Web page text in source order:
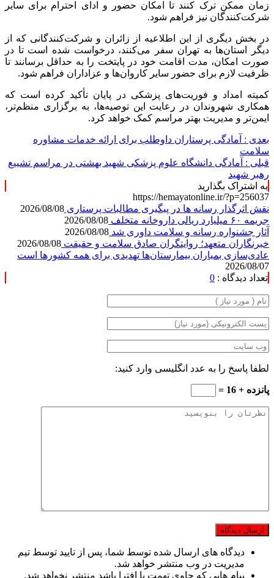
زمان ممکن ترک کنند تا امکان حضور و ادای احترام برای سایر
شرکت‌کنندگان نیز فراهم شود.
در بخش دیگری از این اطلاعیه از زائران و شرکت‌کنندگانی که از
دیگر استان‌ها به تهران سفر می‌کنند، درخواست شده است تا در
صورت امکان، مدت اقامت خود در پایتخت را به حداقل برسانند تا
ظرفیت لازم برای حضور سایر کاروان‌ها و عزاداران فراهم شود.
کمیته امداد و فوریت‌های پزشکی در پایان تأکید کرده است که
همکاری شهروندان در رعایت این توصیه‌ها، به برگزاری منظم‌تر،
ایمن‌تر و مدیریت بهتر مراسم کمک خواهد کرد.
بعدی : آمادگی پرستاران داوطلب برای ارائه‌ خدمات مشاوره
سلامت
قبلی : آمادگی دانشگاه علوم پزشکی شهید بهشتی در مراسم تشییع
رهبر شهید
به اشتراک بگذارید
https://hemayatonline.ir/?p=256037
نقش اثرگذار رسانه ها در پیگیری مطالبات پرستاری 2026/08/08
جریمه ۶۰ میلیارد ریالی داروخانه متخلف
2026/08/08
آثار جشنواره رسانه و سلامت داوری شد 2026/08/08
خبرنگاران متعهد؛ روایتگران صادق سلامت و حقیقت 2026/08/08
عادی‌سازی بمباران بیمارستان‌ها تهدیدی برای همه کشورها است
2026/08/07
تعداد دیدگاه : 0
لطفا پاسخ را به عدد انگلیسی وارد کنید:
پانزده + 16 =
دیدگاه های ارسال شده توسط شما، پس از تایید توسط تیم
مدیریت در وب منتشر خواهد شد.
پیام هایی که حاوی تهمت یا افترا باشد منتشر نخواهد شد.